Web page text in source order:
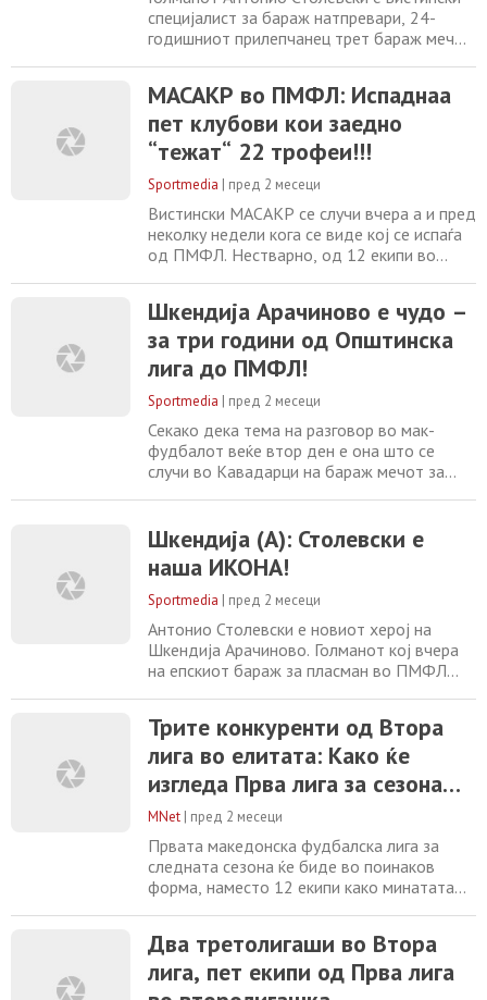
специјалист за бараж натпревари, 24-
годишниот прилепчанец трет бараж меч
Прва лига. Шкендија Арачиново го доби
бараж дуелот со Пелистер и обезбеди
историски влез во елитата, а Пелистер
испадна во Втора лига, а најголемите
заслуги одат
МАСАКР во ПМФЛ: Испаднаа
пет клубови кои заедно
“тежат“ 22 трофеи!!!
Sportmedia | пред 2 месеци
Вистински МАСАКР се случи вчера а и пред
неколку недели кога се виде кој се испаѓа
од ПМФЛ. Нестварно, од 12 екипи во
звучни имиња кои нешто и тоа како
значеле во мак – фудбалот. Па така во
следната 2026/27 сезона во ВМФЛ ќе
играат и Работнички, Пелистер,
Македонија ЃП, Шкупи,
Шкендија Арачиново е чудо –
за три години од Општинска
лига до ПМФЛ!
Sportmedia | пред 2 месеци
Секако дека тема на разговор во мак-
фудбалот веќе втор ден е она што се
случи во Кавадарци на бараж мечот за
загуби од Шкендија Арачиново и испадна
од ПМФЛ, а како второ тоа што го
направи тимот од Арачиново со
пласманот во елитата. Тоа беше епски
Шкендија (А): Столевски е
наша ИКОНА!
Sportmedia | пред 2 месеци
Антонио Столевски е новиот херој на
Шкендија Арачиново. Голманот кој вчера
на епскиот бараж за пласман во ПМФЛ
битолчани им одбрани три пенали, туку и
поради се она што го одбрани во текот на
регуларниот дел од средбата во
Кавадарци и ја донесе победата. А
фановите на овој клуб
Трите конкуренти од Втора
лига во елитата: Како ќе
изгледа Прва лига за сезона
2026/2027
MNet | пред 2 месеци
Првата македонска фудбалска лига за
следната сезона ќе биде во поинаков
форма, наместо 12 екипи како минатата
за влез во Прва лига обезбедија
промовиција во највисок ранг на
натпреварување. Познат е изгледот на
Два третолигаши во Втора
лига, пет екипи од Прва лига